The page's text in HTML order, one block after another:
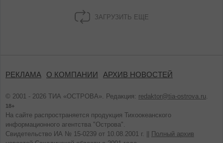
ЗАГРУЗИТЬ ЕЩЕ
РЕКЛАМА О КОМПАНИИ АРХИВ НОВОСТЕЙ
© 2001 - 2026 ТИА «ОСТРОВА». Редакция: redaktor@tia-ostrova.ru
18+
На сайте распространяется продукция Тихоокеанского
информационного агентства "Острова".
Свидетельство ИА № 15-0239 от 10.08.2001 г. || Полный архив